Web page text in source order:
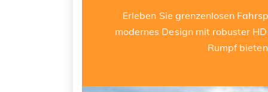
Erleben Sie grenzenlosen
modernes Design mit robuster
Rumpf